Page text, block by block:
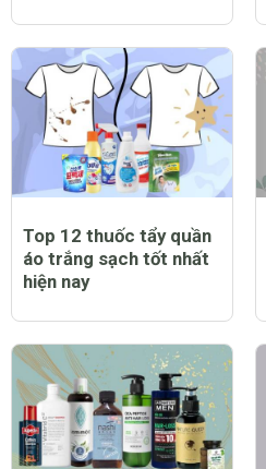
Top 12 thuốc tẩy quần
áo trắng sạch tốt nhất
hiện nay